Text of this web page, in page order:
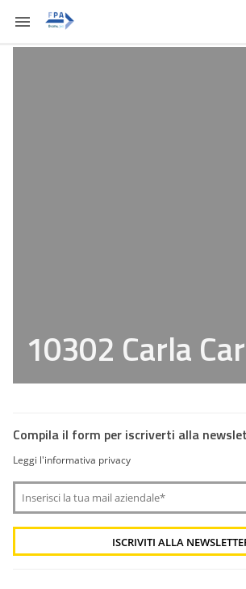
10302 Carla
Compila il form per iscriverti alla
Leggi l'informativa privacy